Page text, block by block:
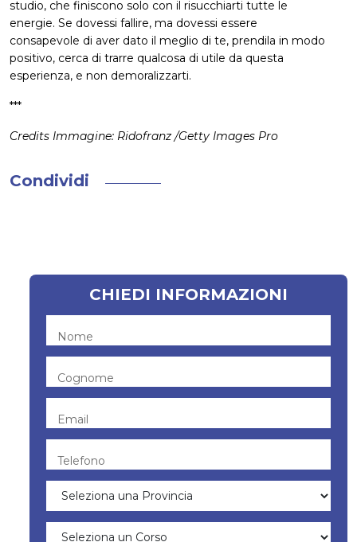
studio, che finiscono solo con il risucchiarti tutte le
energie. Se dovessi fallire, ma dovessi essere
consapevole di aver dato il meglio di te, prendila in modo
positivo, cerca di trarre qualcosa di utile da questa
esperienza, e non demoralizzarti.
***
Credits Immagine: Ridofranz /Getty Images Pro
Condividi
CHIEDI INFORMAZIONI
Nome
Cognome
Email
Telefono